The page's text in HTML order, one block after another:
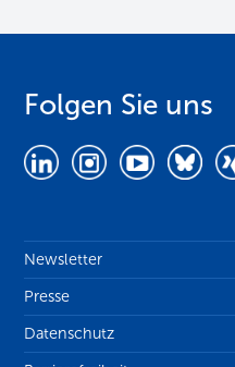
Folgen Sie uns
Newsletter
Presse
Datenschutz